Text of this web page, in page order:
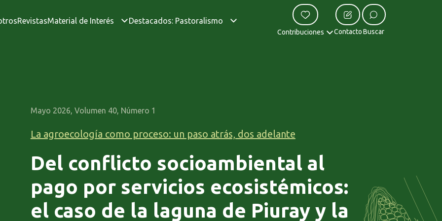
RevistasMaterial de Interés Destacados: Pastoralismo
Contribuciones Contacto Buscar
Mayo 2026, Volumen 40, Número 1
La agroecología como proceso: un paso atrás, dos adelante
Del conflicto socioambiental al
pago por servicios ecosistémicos:
el caso de la laguna de Piuray y la